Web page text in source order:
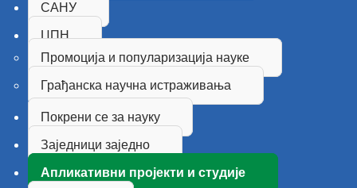
САНУ
ЦПН
Промоција и популаризација науке
Грађанска научна истраживања
Покрени се за науку
Заједници заједно
Апликативни пројекти и студије